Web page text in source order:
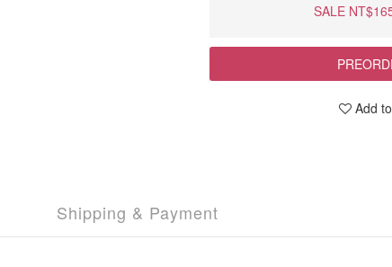
SALE
Add
Shipping & Payment